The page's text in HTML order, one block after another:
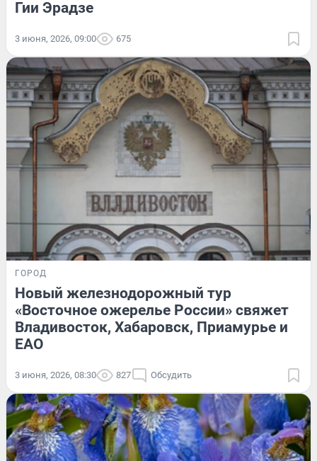
Гии Эрадзе
3 июня, 2026, 09:00 675
ГОРОД
Новый железнодорожный тур
«Восточное ожерелье России» свяжет
Владивосток, Хабаровск, Приамурье и
ЕАО
3 июня, 2026, 08:30 827 Обсудить